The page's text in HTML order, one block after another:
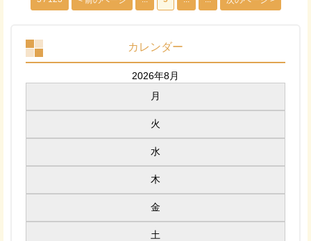
カレンダー
2026年8月
月
火
水
木
金
土